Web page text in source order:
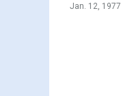
Jan. 12, 1977